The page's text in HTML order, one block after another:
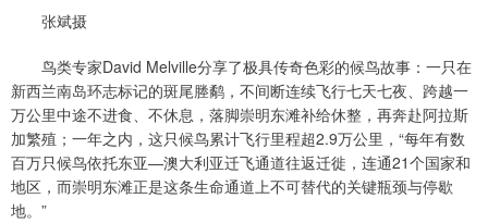
张斌摄
鸟类专家David Melville分享了极具传奇色彩的候鸟故事：一只在
新西兰南岛环志标记的斑尾塍鹬，不间断连续飞行七天七夜、跨越一
万公里中途不进食、不休息，落脚崇明东滩补给休整，再奔赴阿拉斯
加繁殖；一年之内，这只候鸟累计飞行里程超2.9万公里，“每年有数
百万只候鸟依托东亚—澳大利亚迁飞通道往返迁徙，连通21个国家和
地区，而崇明东滩正是这条生命通道上不可替代的关键瓶颈与停歇
地。”